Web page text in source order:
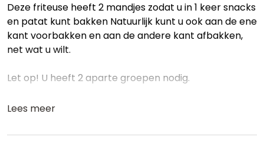
Deze friteuse heeft 2 mandjes zodat u in 1 keer snacks
en patat kunt bakken Natuurlijk kunt u ook aan de ene
kant voorbakken en aan de andere kant afbakken,
net wat u wilt.
Let op! U heeft 2 aparte groepen nodig.
Lees meer